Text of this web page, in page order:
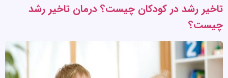
تاخیر رشد در کودکان چیست؟ درمان تاخیر رشد
چیست؟